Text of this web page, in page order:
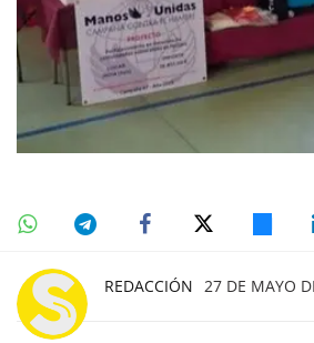
REDACCIÓN 27 DE MAYO